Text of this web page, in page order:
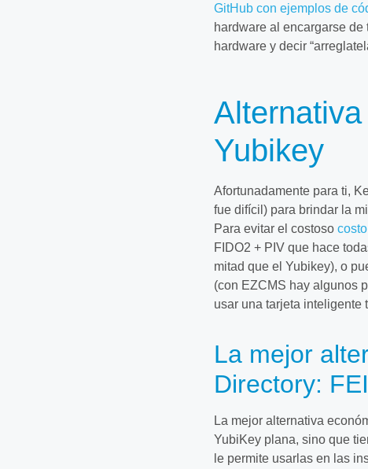
GitHub con ejemplos de
hardware al encargarse
hardware y decir
Yubikey
Afortunadamente para ti,
fue difícil) para brindar la
Para evitar el costoso
FIDO2 + PIV que hace
mitad que el Yubikey), o
(con EZCMS hay algunos
usar una tarjeta inteligente
La mejor
Directory:
La mejor alternativa
YubiKey plana, sino que
le permite usarlas en las